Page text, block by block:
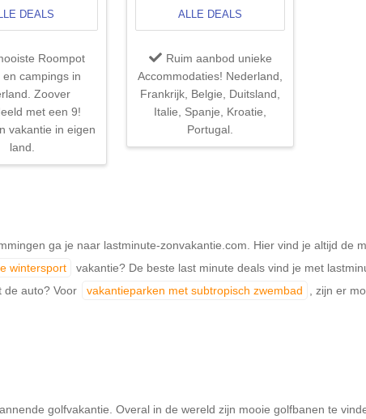
DEALS
Roompot
en campings in
Zoover
met een 9!
vakantie in eigen
land.
ALLE DEALS
Ruim aanbod unieke
Accommodaties! Nederland,
Frankrijk, Belgie, Duitsland,
Italie, Spanje, Kroatie,
Portugal.
ga je naar lastminute-zonvakantie.com. Hier vind je altijd de
wintersport
vakantie? De beste last minute deals vind je met
de auto? Voor
vakantieparken met subtropisch zwembad
, zijn er
golfvakantie. Overal in de wereld zijn mooie golfbanen te